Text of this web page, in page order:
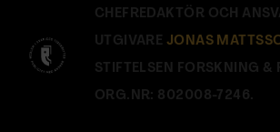
CHEFREDAKTÖR OCH
UTGIVARE JONAS
STIFTELSEN FORSKNING &
ORG.NR: 802008-7246.